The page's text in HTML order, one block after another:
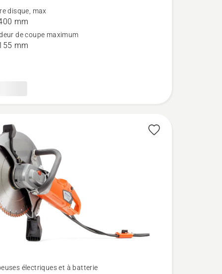
disque, max
mm
de coupe maximum
mm
électriques et à batterie